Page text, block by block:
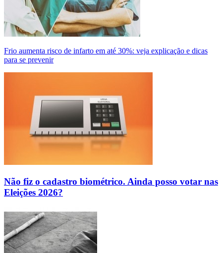
Frio aumenta risco de infarto em até 30%: veja explicação e dicas
para se prevenir
Não fiz o cadastro biométrico. Ainda posso votar nas
Eleições 2026?